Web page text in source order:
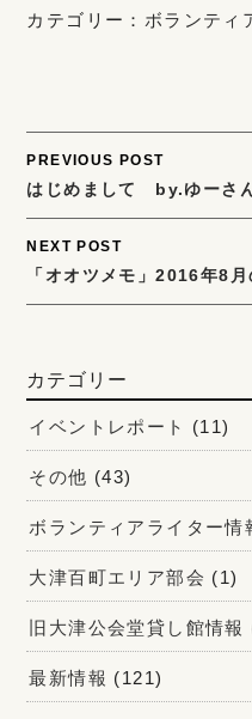
カテゴリー： ボランティ
Post
navigation
PREVIOUS POST
はじめまして by.ゆーさ
NEXT POST
「オオツメモ」2016年8
カテゴリー
イベントレポート (11)
その他 (43)
ボランティアライター情
大津百町エリア部会 (1)
旧大津公会堂貸し館情報
最新情報 (121)